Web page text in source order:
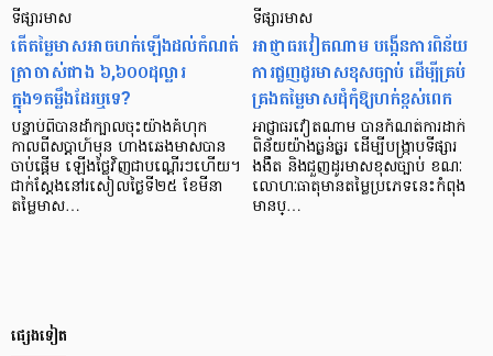
ទីផ្សារមាស
តើតម្លៃមាសអាចហក់ឡើងដល់កំណត់
ត្រាចាស់ជាង ៦,៦០០ដុល្លារ
ក្នុង១តម្លឹងដែរឬទេ?
បន្ទាប់ពីបានដាំក្បាលចុះយ៉ាងគំហុក
កាលពីសប្ដាហ៍មុន ហាងឆេងមាសបាន
ចាប់ផ្ដើម ឡើងថ្លៃវិញជាបណ្ដើរៗហើយ។
ជាក់ស្ដែងនៅរសៀលថ្ងៃទី២៥ ខែមីនា
តម្លៃមាស…
ទីផ្សារមាស
អាជ្ញាធរវៀតណាម បង្កើនការពិន័យ
ការជួញដូរមាសខុសច្បាប់ ដើម្បីគ្រប់
គ្រងតម្លៃមាសដុំកុំឱ្យហក់ខ្ពស់ពេក
អាជ្ញាធរវៀតណាម បានកំណត់ការដាក់
ពិន័យយ៉ាងធ្ងន់ធ្ងរ ដើម្បីបង្ក្រាបទីផ្សារ
ងងឹត និងជួញដូរមាសខុសច្បាប់ ខណៈ
លោហៈធាតុមានតម្លៃប្រភេទនេះកំពុង
មានប្…
ផ្សេងទៀត